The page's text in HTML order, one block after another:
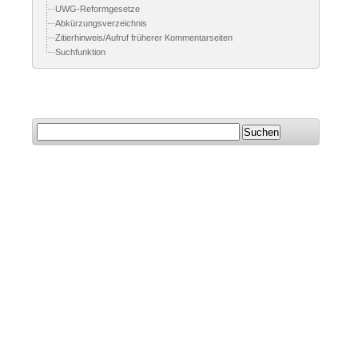
UWG-Reformgesetze
Abkürzungsverzeichnis
Zitierhinweis/Aufruf früherer Kommentarseiten
Suchfunktion